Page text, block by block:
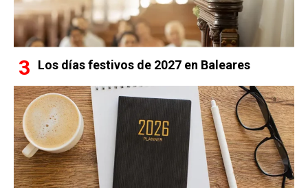
Los días festivos de 2027 en Baleares